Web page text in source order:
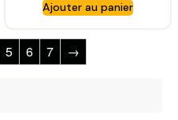
Violet – FR [SV6]
Ajouter au panier
5 6 7 →